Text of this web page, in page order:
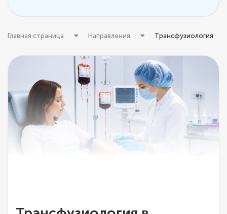
Главная страница Направления Трансфузиология